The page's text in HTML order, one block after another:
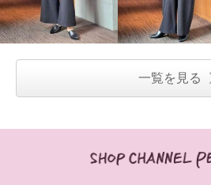
一覧を見る